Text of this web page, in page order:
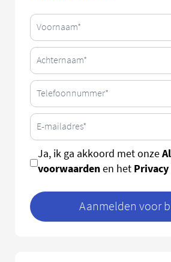
Ja, ik ga akkoord met onze
voorwaardenen het
Aanmelden voor